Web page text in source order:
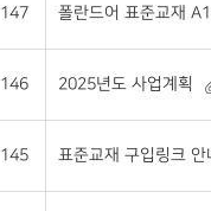
147 폴란드어 표준교재
146 2025년도 사업계획
145 표준교재 구입링크 안